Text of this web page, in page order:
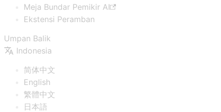
Meja Bundar Pemikir AI
Ekstensi Peramban
Umpan Balik
Indonesia
简体中文
English
繁體中文
日本語